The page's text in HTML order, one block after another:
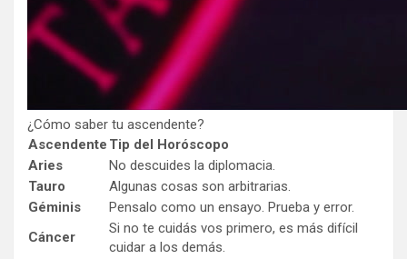
¿Cómo saber tu ascendente?
Ascendente Tip del Horóscopo
Aries
No descuides la diplomacia.
Tauro
Algunas cosas son arbitrarias.
Géminis
Pensalo como un ensayo. Prueba y error.
Cáncer
Si no te cuidás vos primero, es más difícil
cuidar a los demás.